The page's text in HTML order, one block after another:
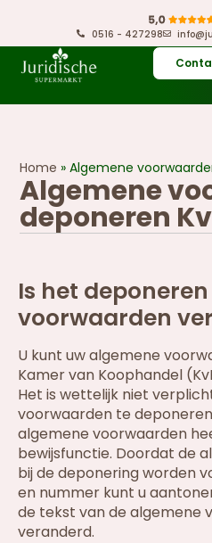
0516 - 427298
Home »Algemene
Algemene
deponeren
Is het
voorwaarden
U kunt uw algemene
Kamer van Koophandel
Het is wettelijk niet
voorwaarden te
algemene voorwaarden
bewijsfunctie. Doordat de
bij de deponering worden
en nummer kunt u
de tekst van de algemene
veranderd.